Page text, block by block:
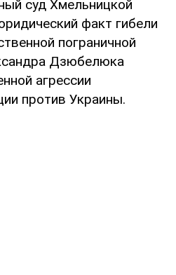
суд Хмельницкой
факт гибели
пограничной
Дзюбелюка
агрессии
против Украины.